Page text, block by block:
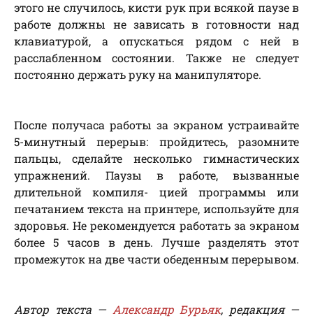
этого не случилось, кисти рук при всякой паузе в
работе должны не зависать в готовности над
клавиатурой, а опускаться рядом с ней в
расслабленном состоянии. Также не следует
постоянно держать руку на манипуляторе.
После получаса работы за экраном устраивайте
5-минутный перерыв: пройдитесь, разомните
пальцы, сделайте несколько гимнастических
упражнений. Паузы в работе, вызванные
длительной компиля- цией программы или
печатанием текста на принтере, используйте для
здоровья. Не рекомендуется работать за экраном
более 5 часов в день. Лучше разделять этот
промежуток на две части обеденным перерывом.
Автор текста — Александр Бурьяк, редакция —